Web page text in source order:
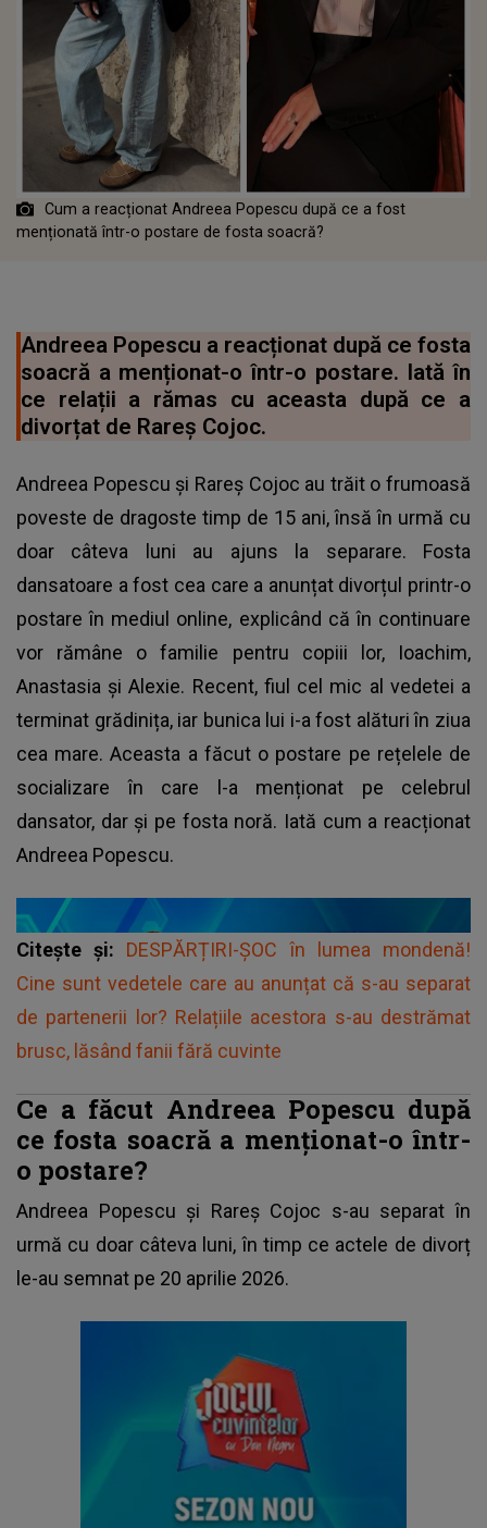
Cum a reacționat Andreea Popescu după ce a fost
menționată într-o postare de fosta soacră?
Andreea Popescu a reacționat după ce fosta
soacră a menționat-o într-o postare. Iată în
ce relații a rămas cu aceasta după ce a
divorțat de Rareș Cojoc.
Andreea Popescu și Rareș Cojoc au trăit o frumoasă
poveste de dragoste timp de 15 ani, însă în urmă cu
doar câteva luni au ajuns la separare. Fosta
dansatoare a fost cea care a anunțat divorțul printr-o
postare în mediul online, explicând că în continuare
vor rămâne o familie pentru copiii lor, Ioachim,
Anastasia și Alexie. Recent, fiul cel mic al vedetei a
terminat grădinița, iar bunica lui i-a fost alături în ziua
cea mare. Aceasta a făcut o postare pe rețelele de
socializare în care l-a menționat pe celebrul
dansator, dar și pe fosta noră. Iată cum a reacționat
Andreea Popescu.
Citește și: DESPĂRȚIRI-ȘOC în lumea mondenă!
Cine sunt vedetele care au anunțat că s-au separat
de partenerii lor? Relațiile acestora s-au destrămat
brusc, lăsând fanii fără cuvinte
Ce a făcut Andreea Popescu după
ce fosta soacră a menționat-o într-
o postare?
Andreea Popescu și Rareș Cojoc s-au separat în
urmă cu doar câteva luni, în timp ce actele de divorț
le-au semnat pe 20 aprilie 2026.